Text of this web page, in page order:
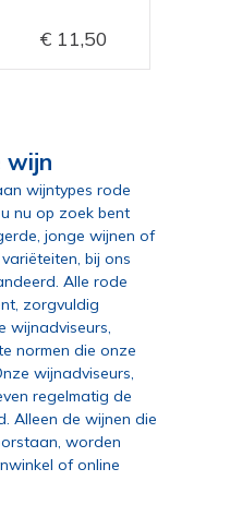
11,50
wijn
wijntypes rode
nu op zoek bent
jonge wijnen of
bij ons
Alle rode
zorgvuldig
wijnadviseurs,
normen die onze
wijnadviseurs,
regelmatig de
Alleen de wijnen die
worden
of online